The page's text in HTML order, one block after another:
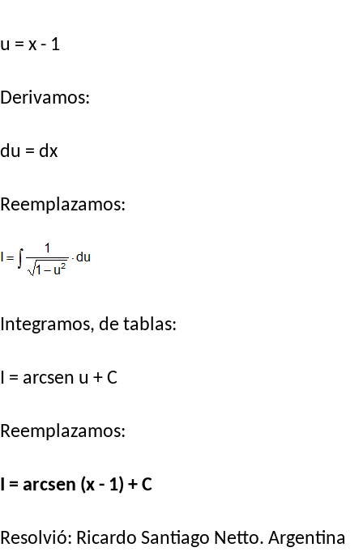
u = x - 1
Derivamos:
du = dx
Reemplazamos:
Integramos, de tablas:
I = arcsen u + C
Reemplazamos:
I = arcsen (x - 1) + C
Resolvió: Ricardo Santiago Netto. Argentina